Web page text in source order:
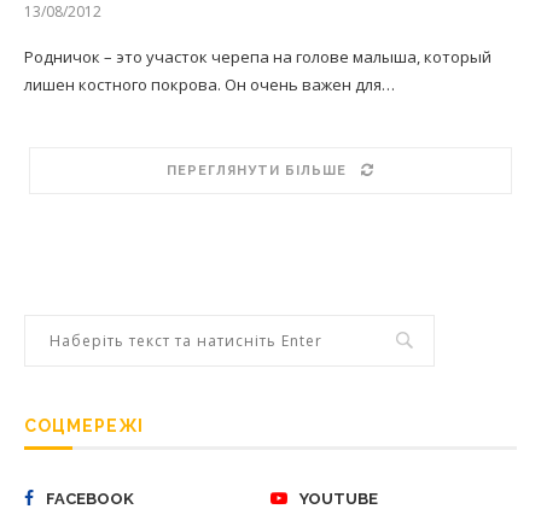
13/08/2012
Родничок – это участок черепа на голове малыша, который
лишен костного покрова. Он очень важен для…
ПЕРЕГЛЯНУТИ БІЛЬШЕ
СОЦМЕРЕЖІ
FACEBOOK YOUTUBE